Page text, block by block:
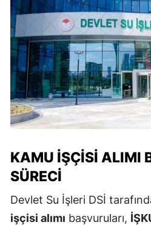
KAMU İŞÇISI ALIMI
SÜRECI
Devlet Su İşleri DSİ
işçisi alımı başvuruları,